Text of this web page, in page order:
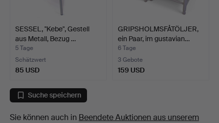
SESSEL, "Kebe", Gestell
aus Metall, Bezug …
5 Tage
Schätzwert
85 USD
GRIPSHOLMSFÅTÖLJER,
ein Paar, im gustavian…
6 Tage
3 Gebote
159 USD
Suche speichern
Sie können auch in Beendete Auktionen aus unserem